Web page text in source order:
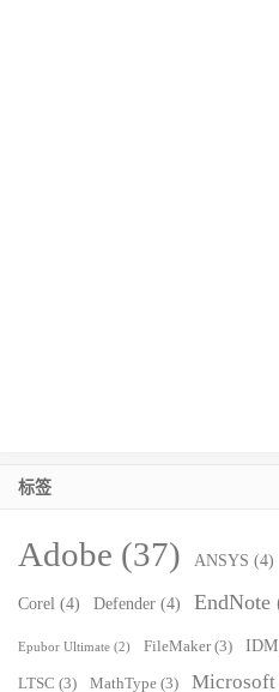
标签
Adobe (37) ANSYS (4)
Corel (4) Defender (4) EndNote
Epubor Ultimate (2) FileMaker(3) IDM
LTSC (3) MathType (3) Microsoft